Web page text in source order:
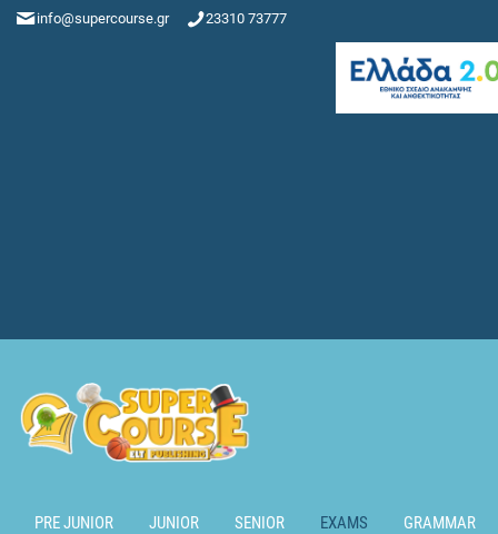
info@supercourse.gr 23310 73777
PRE JUNIOR JUNIOR SENIOR EXAMS GRAMMAR